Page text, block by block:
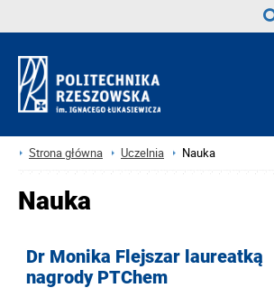
Strona główna Uczelnia Nauka
Nauka
Dr Monika Flejszar laureatką
nagrody PTChem